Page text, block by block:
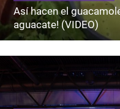
Así hacen el
aguacate! (VIDEO)